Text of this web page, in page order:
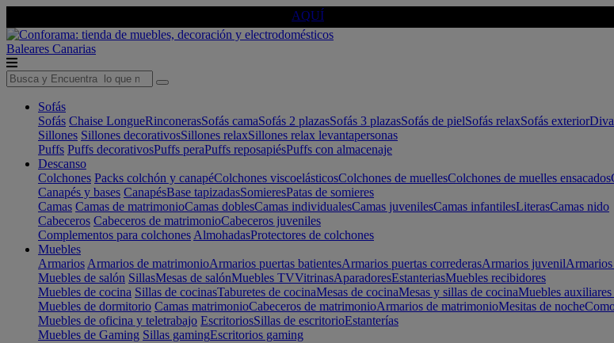
AQUÍ
Baleares Canarias
Sofás
Sofás Chaise LongueRinconerasSofás camaSofás 2 plazasSofás 3 plazasSofás de pielSofás relaxSofás exterior
Sillones Sillones decorativosSillones relaxSillones relax levantapersonas
Puffs Puffs decorativosPuffs peraPuffs reposapiésPuffs con almacenaje
Descanso
Colchones Packs colchón y canapéColchones viscoelásticosColchones de muellesColchones de muelles ensacados
Canapés y bases CanapésBase tapizadasSomieresPatas de somieres
Camas Camas de matrimonioCamas doblesCamas individualesCamas juvenilesCamas infantilesLiterasCamas nido
Cabeceros Cabeceros de matrimonioCabeceros juveniles
Complementos para colchones AlmohadasProtectores de colchones
Muebles
Armarios Armarios de matrimonioArmarios puertas batientesArmarios puertas correderasArmarios juvenil
Muebles de salón SillasMesas de salónMuebles TVVitrinasAparadoresEstanteriasMuebles recibidores
Muebles de cocina Sillas de cocinasTaburetes de cocinaMesas de cocinaMesas y sillas de cocinaMuebles auxiliares
Muebles de dormitorio Camas matrimonioCabeceros de matrimonioArmarios de matrimonioMesitas de noche
Muebles de oficina y teletrabajo EscritoriosSillas de escritorioEstanterías
Muebles de Gaming Sillas gamingEscritorios gaming